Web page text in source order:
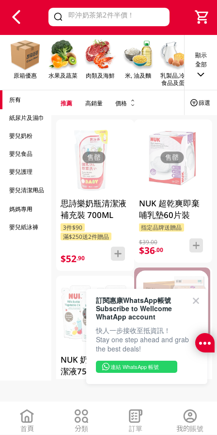
Valid Until 30 June 2026
原箱優惠 水果及蔬菜 肉類及海鮮 米, 油及麵
乳製品,冷凍
食品及蛋類
早餐
顯示
全部
所有
紙尿片及濕巾
嬰兒奶粉
嬰兒食品
嬰兒護理
嬰兒清潔用品
媽媽專用
嬰兒紙泳褲
推薦 高銷量 價格 篩選
售罄
思詩樂奶瓶清潔液
補充裝 700ML
3件$90
滿$250送2件贈品
$52.90
售罄
NUK 奶瓶蔬果清
潔液750ML3包
$108
售罄
NUK 超乾爽即棄
哺乳墊60片裝
指定品牌送贈品
$39.00
$36.00
售罄
原箱 Merries紙尿
片(細碼6) 4x60PC
滿$1500送1件贈品
$660
首頁 分類 訂單 我的賬號
訂閱惠康WhatsApp帳號
Subscribe to Wellcome
WhatApp account
快人一步接收至抵資訊！
Stay one step ahead and grab
the best deals!
連結 WhatsApp 帳號